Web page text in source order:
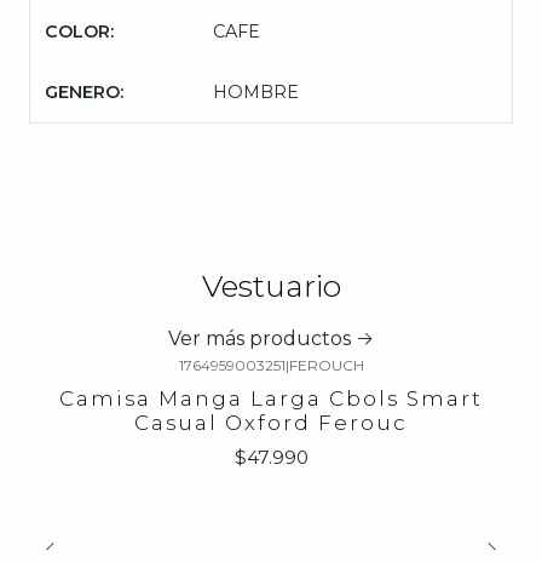
COLOR: CAFE
GENERO: HOMBRE
Vestuario
Ver más productos
1764959003251|FEROUCH
Camisa Manga Larga Cbols Smart
Casual Oxford Ferouc
$47.990